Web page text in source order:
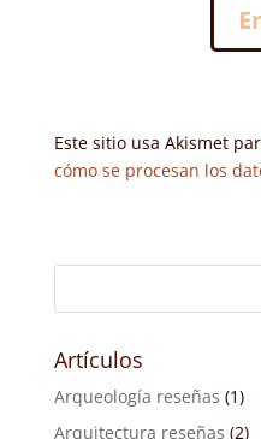
Este sitio usa Akismet
cómo se procesan los
Artículos
Arqueología reseñas (1)
Arquitectura reseñas (2)